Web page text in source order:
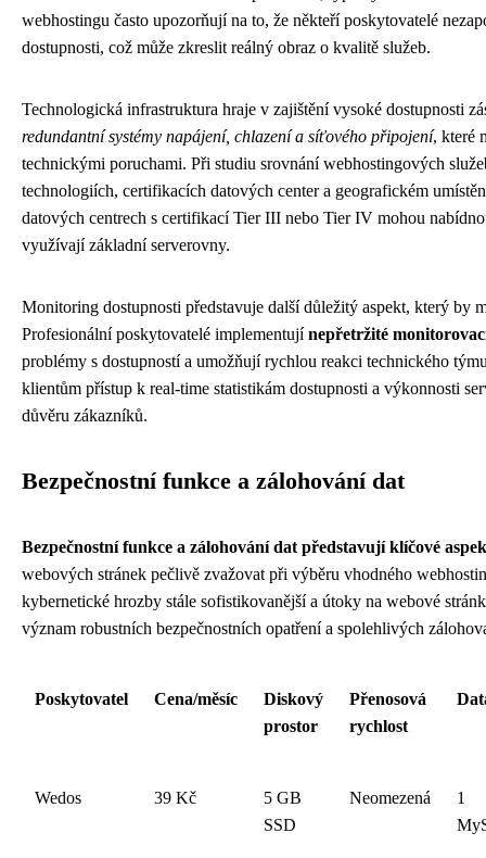
webhostingu často upozorňují na to, že někteří poskytovatelé
dostupnosti, což může zkreslit reálný obraz o kvalitě služeb.
Technologická infrastruktura hraje v zajištění vysoké dostupnosti
redundantní systémy napájení, chlazení a síťového připojení, které
technickými poruchami. Při studiu srovnání webhostingových
technologiích, certifikacích datových center a geografickém
datových centrech s certifikací Tier III nebo Tier IV mohou
využívají základní serverovny.
Monitoring dostupnosti představuje další důležitý aspekt, který by
Profesionální poskytovatelé implementujínepřetržité
problémy s dostupností a umožňují rychlou reakci technického
klientům přístup k real-time statistikám dostupnosti a výkonnosti
důvěru zákazníků.
Bezpečnostní funkce a zálohování dat
Bezpečnostní funkce a zálohování dat představují klíčové
webových stránek pečlivě zvažovat při výběru vhodného
kybernetické hrozby stále sofistikovanější a útoky na webové
význam robustních bezpečnostních opatření a spolehlivých
Poskytovatel Cena/měsíc
Diskový
prostor
Přenosová
rychlost
Wedos 39 Kč
5 GB
SSD
Neomezená
1